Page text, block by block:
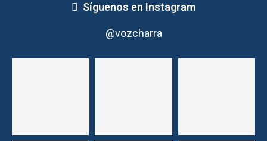
Síguenos en Instagram
@vozcharra